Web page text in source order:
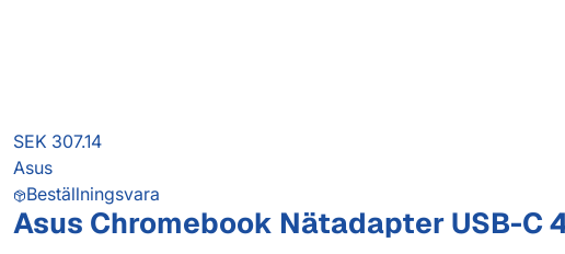
SEK 307.14
Asus
Beställningsvara
Asus Chromebook Nätadapter USB-C